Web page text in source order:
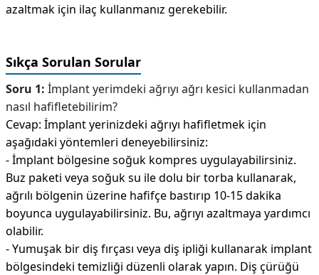
azaltmak için ilaç kullanmanız gerekebilir.
Sıkça Sorulan Sorular
Soru 1: İmplant yerimdeki ağrıyı ağrı kesici kullanmadan
nasıl hafifletebilirim?
Cevap: İmplant yerinizdeki ağrıyı hafifletmek için
aşağıdaki yöntemleri deneyebilirsiniz:
- İmplant bölgesine soğuk kompres uygulayabilirsiniz.
Buz paketi veya soğuk su ile dolu bir torba kullanarak,
ağrılı bölgenin üzerine hafifçe bastırıp 10-15 dakika
boyunca uygulayabilirsiniz. Bu, ağrıyı azaltmaya yardımcı
olabilir.
- Yumuşak bir diş fırçası veya diş ipliği kullanarak implant
bölgesindeki temizliği düzenli olarak yapın. Diş çürüğü